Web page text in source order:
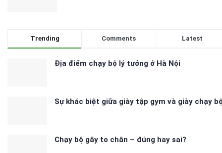
Trending Comments Latest
Địa điểm chạy bộ lý tưởng ở Hà Nội
Sự khác biệt giữa giày tập gym và giày chạy
Chạy bộ gây to chân – đúng hay sai?